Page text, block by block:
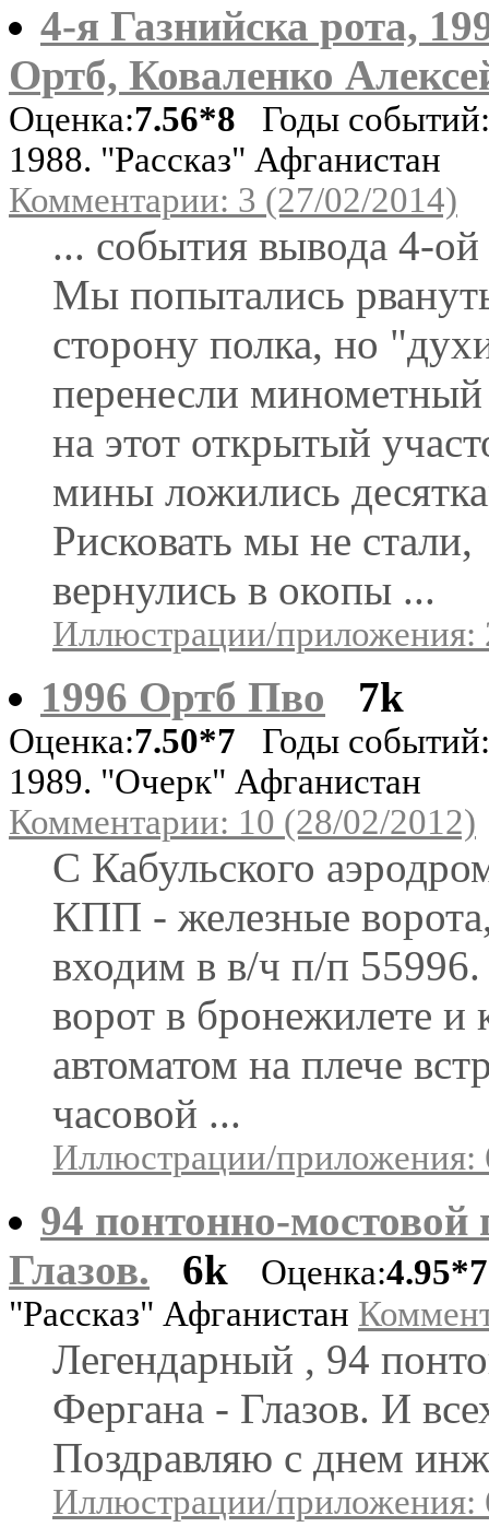
4-я Газнийска рота,
Ортб, Коваленко
Оценка:7.56*8 Годы
1988. "Рассказ" Афганистан
Комментарии: 3 (27/02/2014)
... события вывода 4-
Мы попытались
сторону полка, но
перенесли минометный
на этот открытый
мины ложились
Рисковать мы не стали,
вернулись в окопы ...
Иллюстрации/приложения:
1996 Ортб Пво 7k
Оценка:7.50*7 Годы
1989. "Очерк" Афганистан
Комментарии: 10 (28/02/2012)
С Кабульского
КПП - железные
входим в в/ч п/п
ворот в бронежилете и
автоматом на плече
часовой ...
Иллюстрации/приложения:
94 понтонно-
Глазов.
6k Оценка:4.95*7
"Рассказ" Афганистан
Легендарный , 94
Фергана - Глазов. И
Поздравляю с днем
Иллюстрации/приложения: